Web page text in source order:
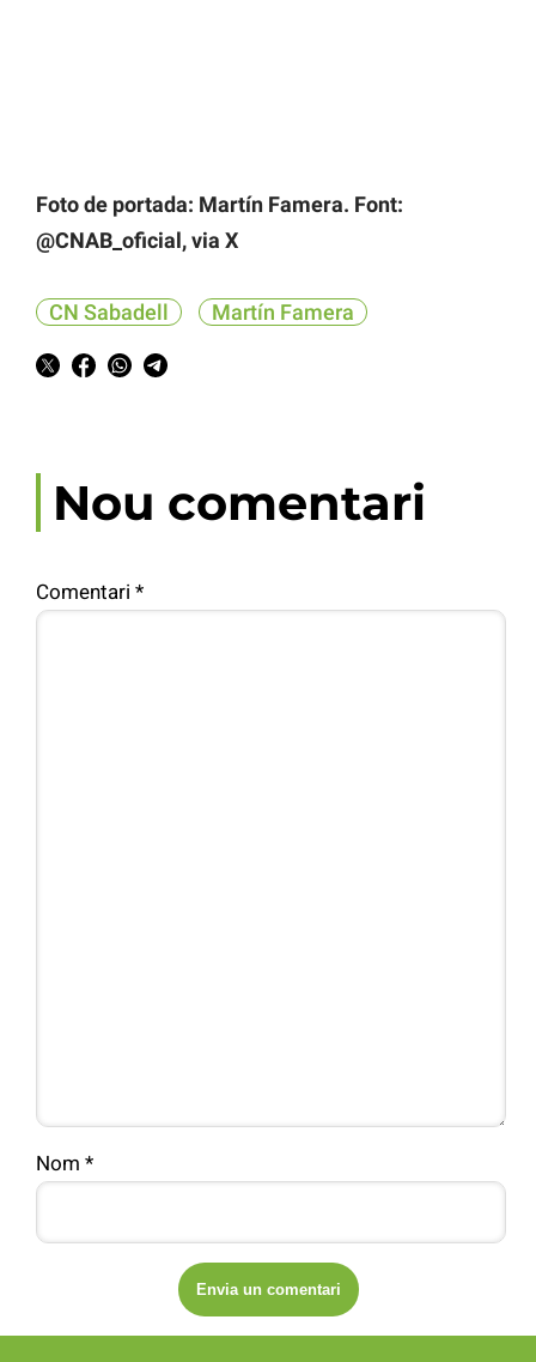
Foto de portada: Martín Famera. Font:
@CNAB_oficial, via X
CN Sabadell Martín Famera
Nou comentari
Comentari *
Nom *